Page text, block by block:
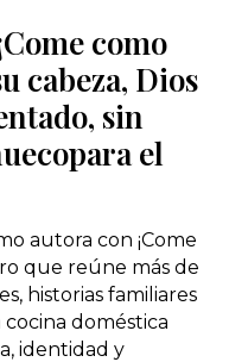
como
cabeza, Dios
sin
el
autora con ¡Come
que reúne más de
historias familiares
doméstica
identidad y